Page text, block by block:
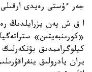
جەر ءۇستى رەيدى
ا ق ش پەن يزرايلدىڭ
كيلوگراممدىق بۋنكەرلىك
يران يادرولىق